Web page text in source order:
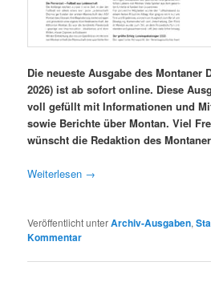
Die neueste Ausgabe des Montaner
2026) ist ab sofort online. Diese
voll gefüllt mit Informationen und
sowie Berichte über Montan. Viel
wünscht die Redaktion des
Weiterlesen →
Veröffentlicht unterArchiv-Ausgaben,
Kommentar